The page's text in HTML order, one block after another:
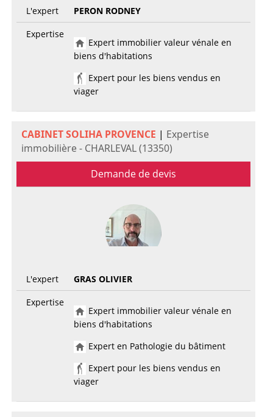
L'expert
PERON RODNEY
Expertise
Expert immobilier valeur vénale en
biens d'habitations
Expert pour les biens vendus en
viager
CABINET SOLIHA PROVENCE | Expertise
immobilière - CHARLEVAL (13350)
Demande de devis
L'expert
GRAS OLIVIER
Expertise
Expert immobilier valeur vénale en
biens d'habitations
Expert en Pathologie du bâtiment
Expert pour les biens vendus en
viager